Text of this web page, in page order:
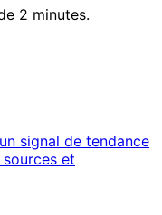
2 minutes.
signal de tendance
et